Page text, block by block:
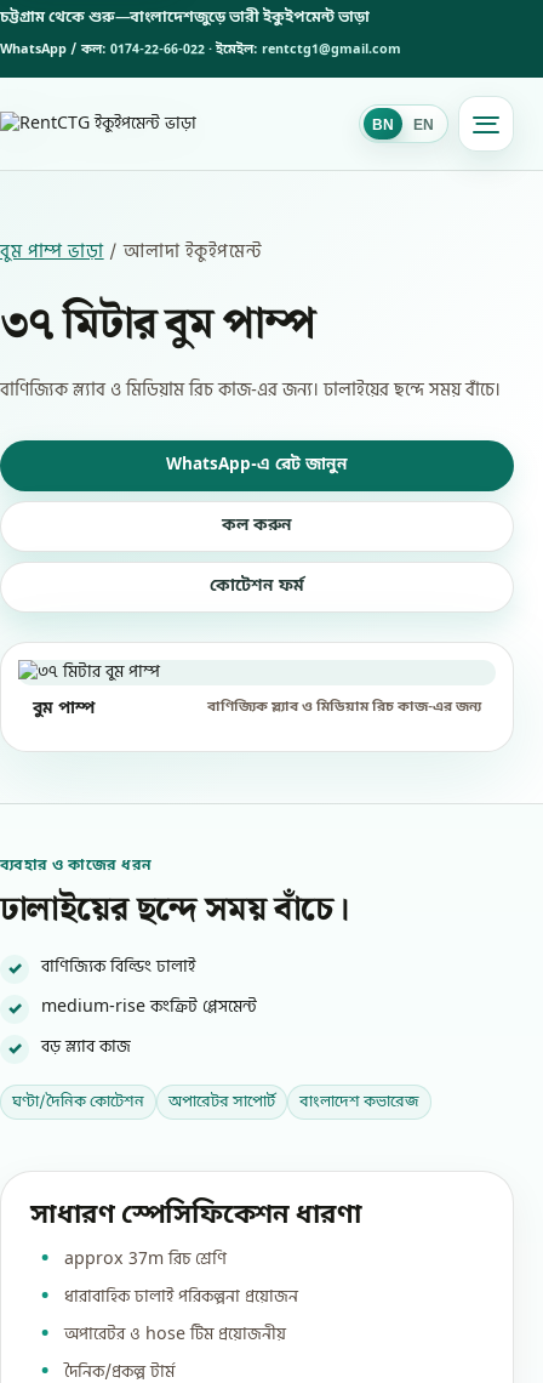
চট্টগ্রাম থেকে শুরু—বাংলাদেশজুড়ে ভারী ইকুইপমেন্ট ভাড়া
WhatsApp / কল: 0174-22-66-022 · ইমেইল: rentctg1@gmail.com
BN EN
BN
বুম পাম্প ভাড়া/ আলাদা ইকুইপমেন্ট
৩৭ মিটার বুম পাম্প
বাণিজ্যিক স্ল্যাব ও মিডিয়াম রিচ কাজ-এর জন্য। ঢালাইয়ের ছন্দে সময় বাঁচে।
WhatsApp-এ রেট জানুন
কল করুন
কোটেশন ফর্ম
বুম পাম্প বাণিজ্যিক স্ল্যাব ও মিডিয়াম রিচ কাজ-এর জন্য
ব্যবহার ও কাজের ধরন
ঢালাইয়ের ছন্দে সময় বাঁচে।
বাণিজ্যিক বিল্ডিং ঢালাই
medium-rise কংক্রিট প্লেসমেন্ট
বড় স্ল্যাব কাজ
ঘণ্টা/দৈনিক কোটেশন অপারেটর সাপোর্ট বাংলাদেশ কভারেজ
সাধারণ স্পেসিফিকেশন ধারণা
approx 37m রিচ শ্রেণি
ধারাবাহিক ঢালাই পরিকল্পনা প্রয়োজন
অপারেটর ও hose টিম প্রয়োজনীয়
দৈনিক/প্রকল্প টার্ম